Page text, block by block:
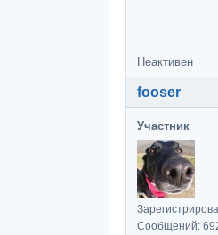
Неактивен
fooser
Участник
Сообщений: